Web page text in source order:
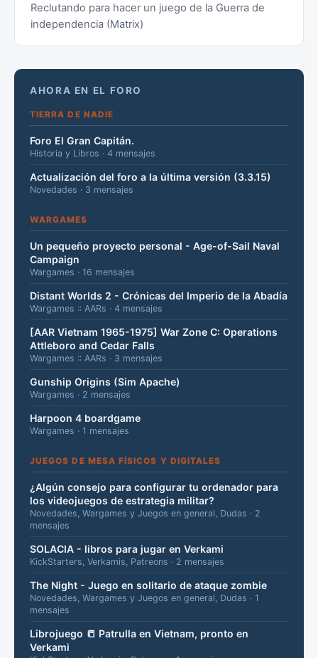
Reclutando para hacer un juego de la Guerra de
independencia (Matrix)
AHORA EN EL FORO
TIERRA DE NADIE
Foro El Gran Capitán.
Historia y Libros · 4 mensajes
Actualización del foro a la última versión (3.3.15)
Novedades · 3 mensajes
WARGAMES
Un pequeño proyecto personal - Age-of-Sail Naval
Campaign
Wargames · 16 mensajes
Distant Worlds 2 - Crónicas del Imperio de la Abadía
Wargames :: AARs · 4 mensajes
[AAR Vietnam 1965-1975] War Zone C: Operations
Attleboro and Cedar Falls
Wargames :: AARs · 3 mensajes
Gunship Origins (Sim Apache)
Wargames · 2 mensajes
Harpoon 4 boardgame
Wargames · 1 mensajes
JUEGOS DE MESA FÍSICOS Y DIGITALES
¿Algún consejo para configurar tu ordenador para
los videojuegos de estrategia militar?
Novedades, Wargames y Juegos en general, Dudas · 2
mensajes
SOLACIA - libros para jugar en Verkami
KickStarters, Verkamis, Patreons · 2 mensajes
The Night - Juego en solitario de ataque zombie
Novedades, Wargames y Juegos en general, Dudas · 1
mensajes
Librojuego 📒 Patrulla en Vietnam, pronto en
Verkami